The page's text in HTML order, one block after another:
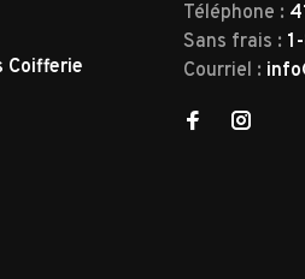
Coifferie
Téléphone :
Sans frais :
Courriel :